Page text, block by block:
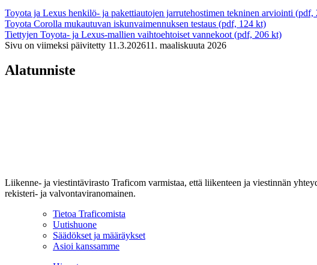
Toyota ja Lexus henkilö- ja pakettiautojen jarrutehostimen tekninen arviointi (pdf,
Toyota Corolla mukautuvan iskunvaimennuksen testaus (pdf, 124 kt)
Tiettyjen Toyota- ja Lexus-mallien vaihtoehtoiset vannekoot (pdf, 206 kt)
Sivu on viimeksi päivitetty 11.3.202611. maaliskuuta 2026
Alatunniste
Liikenne- ja viestintävirasto Traficom varmistaa, että liikenteen ja viestinnän
rekisteri- ja valvontaviranomainen.
Tietoa Traficomista
Uutishuone
Säädökset ja määräykset
Asioi kanssamme